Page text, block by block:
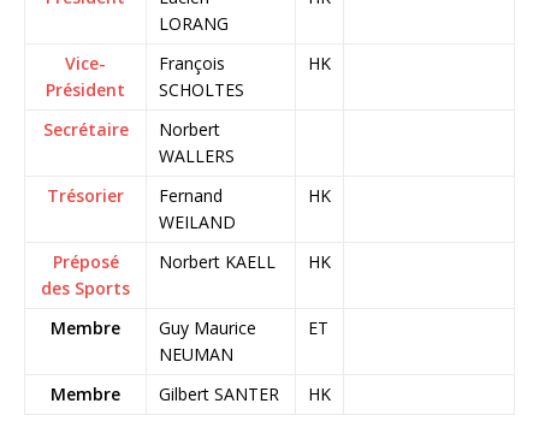
LORANG
Vice-
Président
François
SCHOLTES
HK
Secrétaire
Norbert
WALLERS
Trésorier
Fernand
WEILAND
HK
Préposé
des Sports
Norbert KAELL HK
Membre
Guy Maurice
NEUMAN
ET
Membre Gilbert SANTER HK